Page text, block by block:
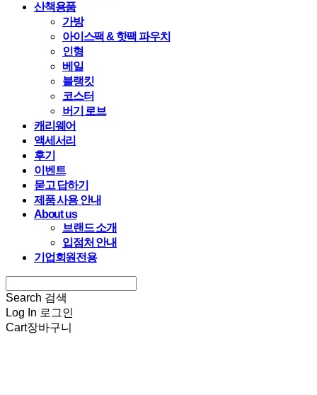
산책용품
가방
아이스팩 & 핫팩 파우치
인형
베일
블랭킷
코스터
버기 로브
캐리웨어
액세서리
후기
이벤트
묻고 답하기
제품 사용 안내
About us
브랜드 소개
입점처 안내
기업회원전용
Search 검색
Log In 로그인
Cart장바구니